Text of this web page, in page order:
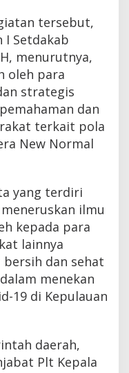
tersebut,
I Setdakab
menurutnya,
oleh para
strategis
dan
terkait pola
New Normal
yang terdiri
ilmu
kepada para
lainnya
dan sehat
menekan
19 di Kepulauan
daerah,
Plt Kepala